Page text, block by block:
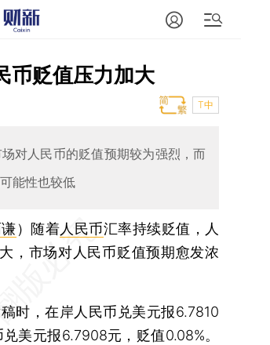
币贬值压力加大
T中
对人民币的贬值预期较为强烈，而
能性也较低
） 随着人民币汇率持续贬值，人
，市场对人民币贬值预期愈发浓
，在岸人民币兑美元报6.7810
美元报6.7908元，贬值0.08%。